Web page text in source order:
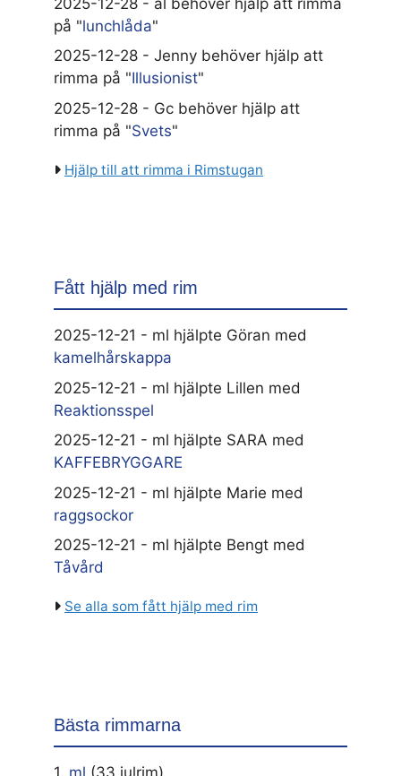
på "lunchlåda"
2025-12-28 - Jenny behöver hjälp att
rimma på "Illusionist"
2025-12-28 - Gc behöver hjälp att
rimma på "Svets"
Hjälp till att rimma i Rimstugan
Fått hjälp med rim
2025-12-21 - ml hjälpte Göran med
kamelhårskappa
2025-12-21 - ml hjälpte Lillen med
Reaktionsspel
2025-12-21 - ml hjälpte SARA med
KAFFEBRYGGARE
2025-12-21 - ml hjälpte Marie med
raggsockor
2025-12-21 - ml hjälpte Bengt med
Tåvård
Se alla som fått hjälp med rim
Bästa rimmarna
1. ml (33 julrim)